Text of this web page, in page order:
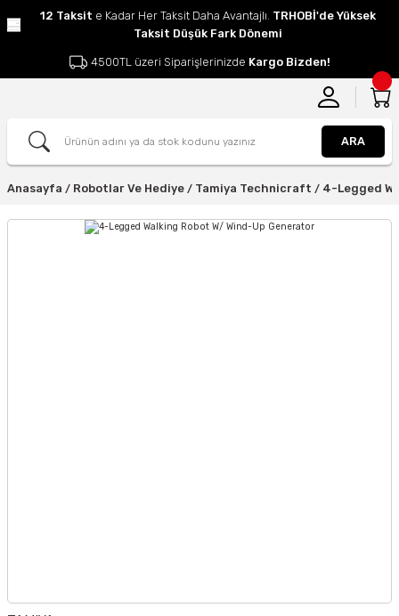
12 Taksit e Kadar Her Taksit Daha Avantajlı. TRHOBİ'de Yüksek
Taksit Düşük Fark Dönemi
4500TL üzeri Siparişlerinizde Kargo Bizden!
ARA
Anasayfa Robotlar Ve Hediye Tamiya Technicraft 4-Legged